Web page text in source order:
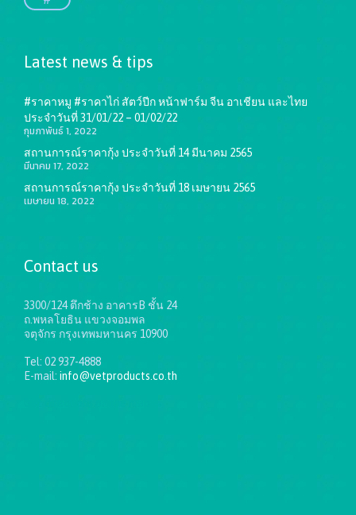
Latest news & tips
#ราคาหมู #ราคาไก่ สัตว์ปีก หน้าฟาร์ม จีน อาเชียน และไทย
ประจำวันที่ 31/01/22 – 01/02/22
กุมภาพันธ์ 1, 2022
สถานการณ์ราคากุ้ง ประจำวันที่ 14 มีนาคม 2565
มีนาคม 17, 2022
สถานการณ์ราคากุ้ง ประจำวันที่ 18 เมษายน 2565
เมษายน 18, 2022
Contact us
3300/124 ตึกช้าง อาคารB ชั้น 24
ถ.พหลโยธิน แขวงจอมพล
จตุจักร กรุงเทพมหานคร 10900
Tel: 02 937-4888
E-mail: info@vetproducts.co.th